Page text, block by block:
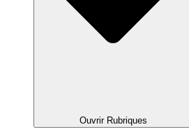
Ouvrir Rubriques